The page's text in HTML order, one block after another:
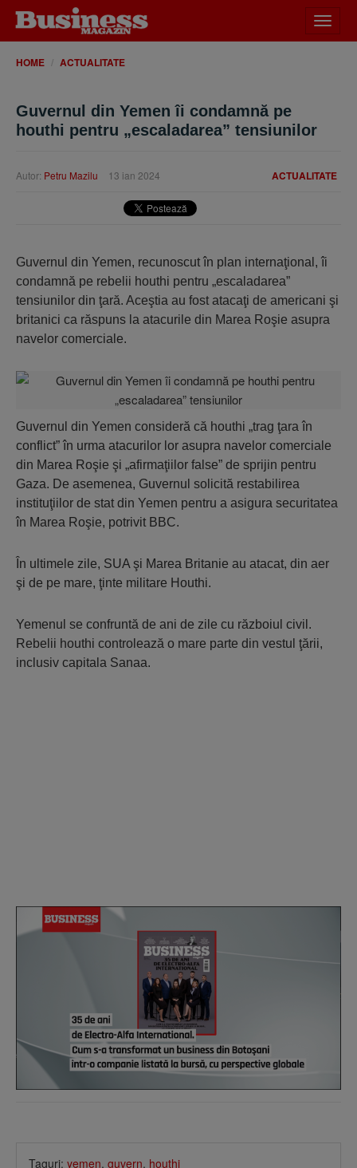
meniu
HOME ACTUALITATE
Guvernul din Yemen îi condamnă pe
houthi pentru „escaladarea” tensiunilor
ACTUALITATE
Autor: Petru Mazilu 13 ian 2024
Guvernul din Yemen, recunoscut în plan internaţional, îi
condamnă pe rebelii houthi pentru „escaladarea”
tensiunilor din ţară. Aceştia au fost atacaţi de americani şi
britanici ca răspuns la atacurile din Marea Roşie asupra
navelor comerciale.
Guvernul din Yemen consideră că houthi „trag ţara în
conflict” în urma atacurilor lor asupra navelor comerciale
din Marea Roşie şi „afirmaţiilor false” de sprijin pentru
Gaza. De asemenea, Guvernul solicită restabilirea
instituţiilor de stat din Yemen pentru a asigura securitatea
în Marea Roşie, potrivit BBC.
În ultimele zile, SUA şi Marea Britanie au atacat, din aer
şi de pe mare, ţinte militare Houthi.
Yemenul se confruntă de ani de zile cu războiul civil.
Rebelii houthi controlează o mare parte din vestul ţării,
inclusiv capitala Sanaa.
Taguri: yemen, guvern, houthi